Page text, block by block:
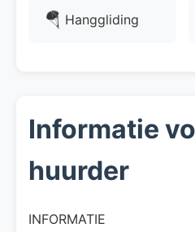
🪂 Hanggliding
Informatie
huurder
INFORMATIE